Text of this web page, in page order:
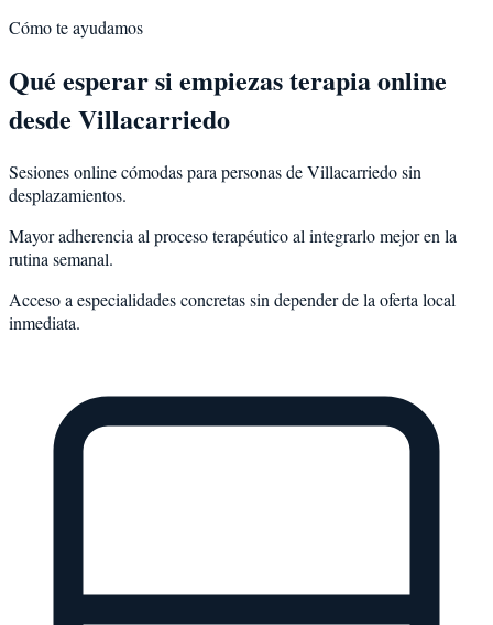
Cómo te ayudamos
Qué esperar si empiezas terapia online
desde Villacarriedo
Sesiones online cómodas para personas de Villacarriedo sin
desplazamientos.
Mayor adherencia al proceso terapéutico al integrarlo mejor en la
rutina semanal.
Acceso a especialidades concretas sin depender de la oferta local
inmediata.